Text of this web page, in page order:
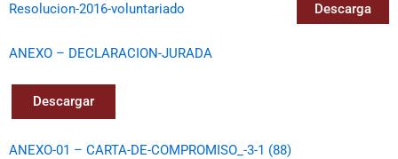
Resolucion-2016-voluntariado Descarga
ANEXO – DECLARACION-JURADA
Descargar
ANEXO-01 – CARTA-DE-COMPROMISO_-3-1 (88)